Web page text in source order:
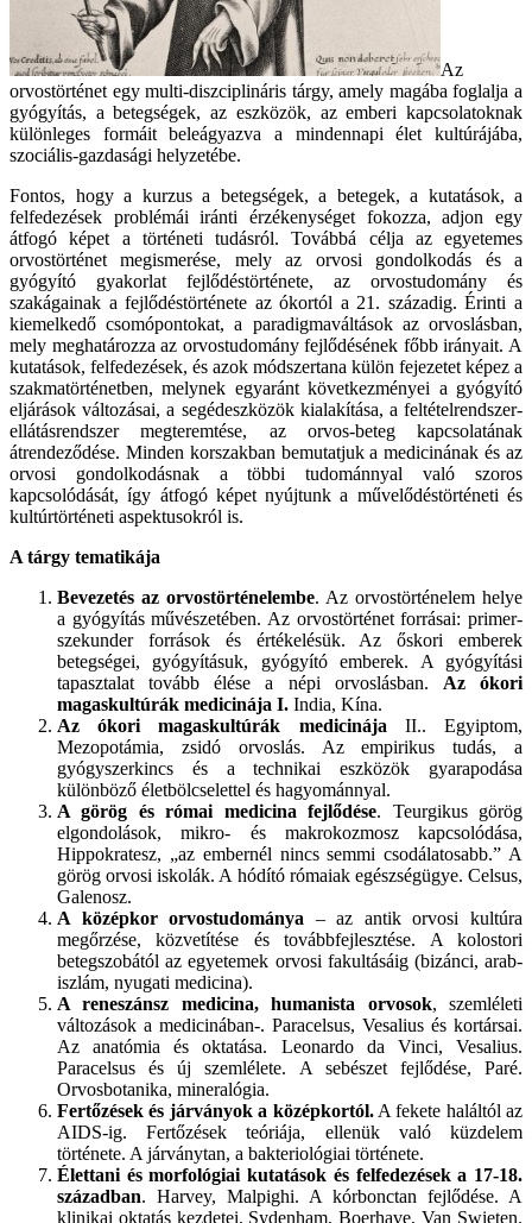
Az
orvostörténet egy multi-diszciplináris tárgy, amely magába foglalja a
gyógyítás, a betegségek, az eszközök, az emberi kapcsolatoknak
különleges formáit beleágyazva a mindennapi élet kultúrájába,
szociális-gazdasági helyzetébe.
Fontos, hogy a kurzus a betegségek, a betegek, a kutatások, a
felfedezések problémái iránti érzékenységet fokozza, adjon egy
átfogó képet a történeti tudásról. Továbbá célja az egyetemes
orvostörténet megismerése, mely az orvosi gondolkodás és a
gyógyító gyakorlat fejlődéstörténete, az orvostudomány és
szakágainak a fejlődéstörténete az ókortól a 21. századig. Érinti a
kiemelkedő csomópontokat, a paradigmaváltások az orvoslásban,
mely meghatározza az orvostudomány fejlődésének főbb irányait. A
kutatások, felfedezések, és azok módszertana külön fejezetet képez a
szakmatörténetben, melynek egyaránt következményei a gyógyító
eljárások változásai, a segédeszközök kialakítása, a feltételrendszer-
ellátásrendszer megteremtése, az orvos-beteg kapcsolatának
átrendeződése. Minden korszakban bemutatjuk a medicinának és az
orvosi gondolkodásnak a többi tudománnyal való szoros
kapcsolódását, így átfogó képet nyújtunk a művelődéstörténeti és
kultúrtörténeti aspektusokról is.
A tárgy tematikája
Bevezetés az orvostörténelembe. Az orvostörténelem helye
a gyógyítás művészetében. Az orvostörténet forrásai: primer-
szekunder források és értékelésük. Az őskori emberek
betegségei, gyógyításuk, gyógyító emberek. A gyógyítási
tapasztalat tovább élése a népi orvoslásban. Az ókori
magaskultúrák medicinája I. India, Kína.
Az ókori magaskultúrák medicinája II.. Egyiptom,
Mezopotámia, zsidó orvoslás. Az empirikus tudás, a
gyógyszerkincs és a technikai eszközök gyarapodása
különböző életbölcselettel és hagyománnyal.
A görög és római medicina fejlődése. Teurgikus görög
elgondolások, mikro- és makrokozmosz kapcsolódása,
Hippokratesz, „az embernél nincs semmi csodálatosabb.” A
görög orvosi iskolák. A hódító rómaiak egészségügye. Celsus,
Galenosz.
A középkor orvostudománya – az antik orvosi kultúra
megőrzése, közvetítése és továbbfejlesztése. A kolostori
betegszobától az egyetemek orvosi fakultásáig (bizánci, arab-
iszlám, nyugati medicina).
A reneszánsz medicina, humanista orvosok, szemléleti
változások a medicinában-. Paracelsus, Vesalius és kortársai.
Az anatómia és oktatása. Leonardo da Vinci, Vesalius.
Paracelsus és új szemlélete. A sebészet fejlődése, Paré.
Orvosbotanika, mineralógia.
Fertőzések és járványok a középkortól.A fekete haláltól az
AIDS-ig. Fertőzések teóriája, ellenük való küzdelem
története. A járványtan, a bakteriológiai története.
Élettani és morfológiai kutatások és felfedezések a 17-18.
században. Harvey, Malpighi. A kórbonctan fejlődése. A
klinikai oktatás kezdetei, Sydenham, Boerhave, Van Swieten.